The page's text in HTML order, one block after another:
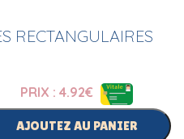
RECTANGULAIRES
PRIX : 4.92€
AJOUTEZ AU PANIER